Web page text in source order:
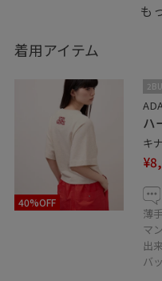
赤を貴重にしたスタイリ
にしたので、メンズライ
ディネートに！
軽くて涼しいアイテムで
します！
ぜひチェックしてみてく
※記載のないものは私物
是非フォローしてくださ
お好きなスタイリングは
も
着用アイテム
40%OFF
ハ
キ
薄
マ
出
バ